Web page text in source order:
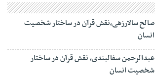
صالح سالارزهی،‌نقش قرآن در ساختار شخصیت
انسان
عبدالرحمن سفالبندی، نقش قرآن در ساختار
شخصیت انسان